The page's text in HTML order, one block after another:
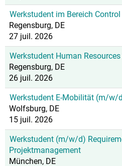
Werkstudent im Bereich
Regensburg, DE
27 juil. 2026
Werkstudent Human
Regensburg, DE
26 juil. 2026
Werkstudent E-Mobilität (m/w/
Wolfsburg, DE
15 juil. 2026
Werkstudent (m/w/d)
Projektmanagement
München, DE